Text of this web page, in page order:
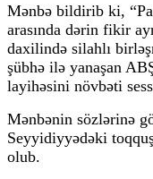
Mənbə bildirib ki,
arasında dərin fikir
daxilində silahlı
şübhə ilə yanaşan
layihəsini növbəti
Mənbənin sözlərinə
Seyyidiyyədəki
olub.